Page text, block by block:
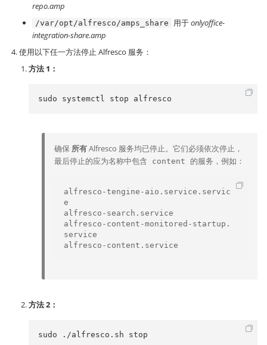
repo.amp
/var/opt/alfresco/amps_share 用于onlyoffice-
integration-share.amp
使用以下任一方法停止 Alfresco 服务：
方法 1：
sudo systemctl stop alfresco
确保 所有Alfresco 服务均已停止。它们必须依次停止，
最后停止的应为名称中包含
content 的服务，例如：
alfresco-tengine-aio.service.servic
e
alfresco-search.service
alfresco-content-monitored-startup.
service
alfresco-content.service
方法 2：
sudo ./alfresco.sh stop